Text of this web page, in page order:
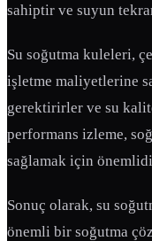
sahiptir ve suyun
Su soğutma kuleleri,
işletme maliyetlerine
gerektirirler ve su
performans izleme,
sağlamak için
Sonuç olarak, su
önemli bir soğutma